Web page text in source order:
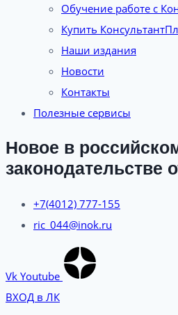
Обучение работе с
Купить
Наши издания
Новости
Контакты
Полезные сервисы
Новое в
законодательстве
+7(4012) 777-155
ric_044@inok.ru
Vk Youtube
ВХОД в ЛК